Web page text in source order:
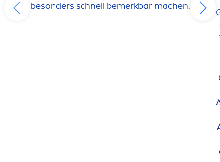
besonders schnell bemerkbar machen.